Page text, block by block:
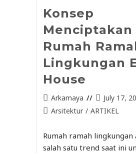
Konsep
Menciptakan
Rumah
Lingkungan
House
Arkamaya
July 17,
Arsitektur / ARTIKEL
Rumah ramah lingkungan
salah satu trend saat ini